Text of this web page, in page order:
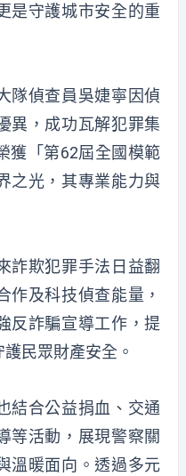
是守護城市安全的重
隊偵查員吳婕寧因偵
異，成功瓦解犯罪集
獲「第62屆全國模範
之光，其專業能力與
詐欺犯罪手法日益翻
作及科技偵查能量，
反詐騙宣導工作，提
民眾財產安全。
結合公益捐血、交通
等活動，展現警察關
溫暖面向。透過多元